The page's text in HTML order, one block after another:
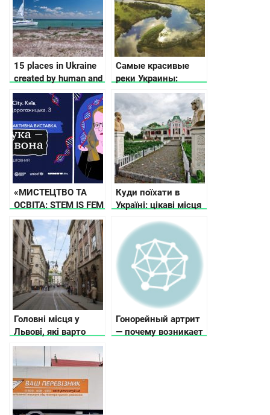
15 places in Ukraine
created by human and
nature that you will
love for a lifetime
Самые красивые
реки Украины:
легенды и истории
«МИСТЕЦТВО ТА
ОСВІТА: STEM IS FEM
ВІДКРИВАЄ
ВИСТАВКУ «НАУКА
– ЦЕ ВОНА» В
UNIT.City
Куди поїхати в
Україні: цікаві місця
Головні місця у
Львові, які варто
побачити та цікаві
факти про них
Гонорейный артрит
— почему возникает